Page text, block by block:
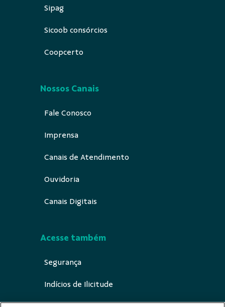
Sipag
Sicoob consórcios
Coopcerto
Nossos Canais
Fale Conosco
Imprensa
Canais de Atendimento
Ouvidoria
Canais Digitais
Acesse também
Segurança
Indícios de Ilicitude